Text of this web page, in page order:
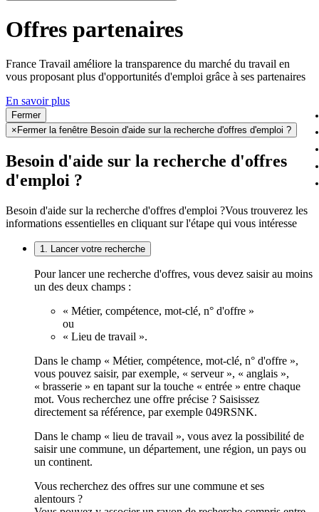
Offres partenaires
France Travail améliore la transparence du marché du travail en
vous proposant plus d'opportunités d'emploi grâce à ses partenaires
En savoir plus
Fermer
× Fermer la fenêtre Besoin d'aide sur la recherche d'offres d'emploi ?
Besoin d'aide sur la recherche d'offres
d'emploi ?
Besoin d'aide sur la recherche d'offres d'emploi ?Vous trouverez les
informations essentielles en cliquant sur l'étape qui vous intéresse
1. Lancer votre recherche
Pour lancer une recherche d'offres, vous devez saisir au moins
un des deux champs :
« Métier, compétence, mot-clé, n° d'offre »
ou
« Lieu de travail ».
Dans le champ « Métier, compétence, mot-clé, n° d'offre »,
vous pouvez saisir, par exemple, « serveur », « anglais »,
« brasserie » en tapant sur la touche « entrée » entre chaque
mot. Vous recherchez une offre précise ? Saisissez
directement sa référence, par exemple 049RSNK.
Dans le champ « lieu de travail », vous avez la possibilité de
saisir une commune, un département, une région, un pays ou
un continent.
Vous recherchez des offres sur une commune et ses
alentours ?